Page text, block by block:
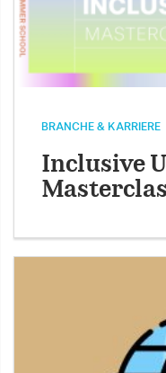
BRANCHE & KARRIERE
Inclusive